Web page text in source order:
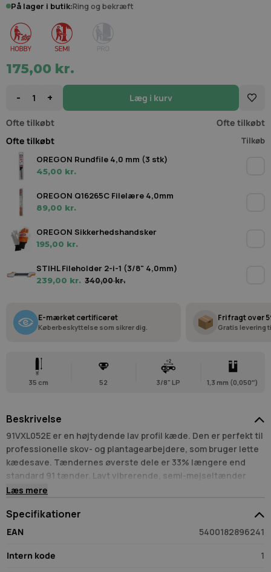
På lager i butik:Ring og bekræft
Hobby
175,00 kr.
- + Læg i kurv
Ofte tilkøbt
Ofte tilkøbt
Ofte tilkøbt
Tilkøb
OREGON Rundfile 4,0 mm (3 stk)
45,00 kr.
OREGON Q16265C Filelære 4,0mm
89,00 kr.
OREGON Sikkerhedshandsker
195,00 kr.
STIHL Fileholder 2-i-1 (3/8" 4,0mm)
340,00 kr.
239,00 kr.
E-mærket certificeret
Køberbeskyttelse som sikrer dig.
Fri fragt over
Gratis levering
35 cm 52 3/8" LP 1,3 mm (0,050″)
Beskrivelse
91VXL052E er en højtydende lav profil kæde. Den er perfekt til
professionelle skov- og plantagearbejdere, som bruger lette
kædesave. Tændernes øverste dele er 33% længere end
standard 91 tænder. Lavt vibrerende, semi-mejseltænder
giver en mere offensiv skæreflade med en venligere
Egenskaber
LubriTec sørger for, at din kæde og sværd hele tiden er
Læs mere
Specifikationer
EAN 5400182896241
Intern kode 1